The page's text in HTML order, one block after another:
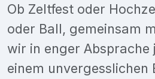
Ob Zeltfest oder
oder Ball, gemeinsam
wir in enger Absprache
einem unvergesslichen